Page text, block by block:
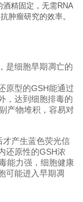
精固定，无需RNA
肿瘤研究的效率。
是细胞早期凋亡的
原型的GSH能通过
，达到细胞排毒的
产物堆积，容易对
产生蓝色荧光信
还原性的GSH浓
能力强，细胞健康
可能进入早期凋